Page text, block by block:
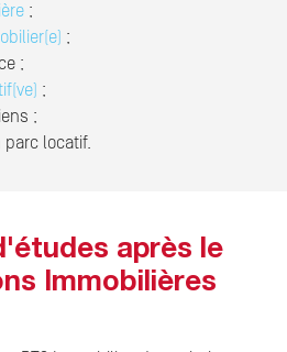
;
;
;
;
;
parc locatif.
après le
Immobilières